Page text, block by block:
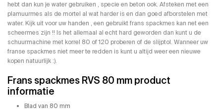
hebt dan kun je water gebruiken , specie en beton ook. Afsteken met een
plamuurmes als de mortel al wat harder is en dan goed afborstelen met
water. Kijk uit voor uw handen , een gebruikt frans spackmes kan net een
scheermes zijn !! Is het allemaal al echt hard geworden dan kunt u de
schuurmachine met korrel 80 of 120 proberen of de slijptol. Wanneer uw
franse spackmes niet meer te redden is kunt u altijd weer een nieuwe
kopen natuurlijk :).
Frans spackmes RVS 80 mm product
informatie
Blad van 80 mm